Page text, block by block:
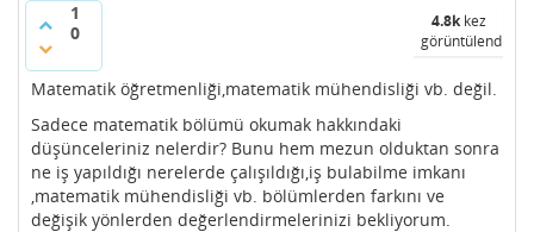
1
0
4.8kkez
görüntülendi
Matematik öğretmenliği,matematik mühendisliği vb. değil.
Sadece matematik bölümü okumak hakkındaki
düşünceleriniz nelerdir? Bunu hem mezun olduktan sonra
ne iş yapıldığı nerelerde çalışıldığı,iş bulabilme imkanı
,matematik mühendisliği vb. bölümlerden farkını ve
değişik yönlerden değerlendirmelerinizi bekliyorum.